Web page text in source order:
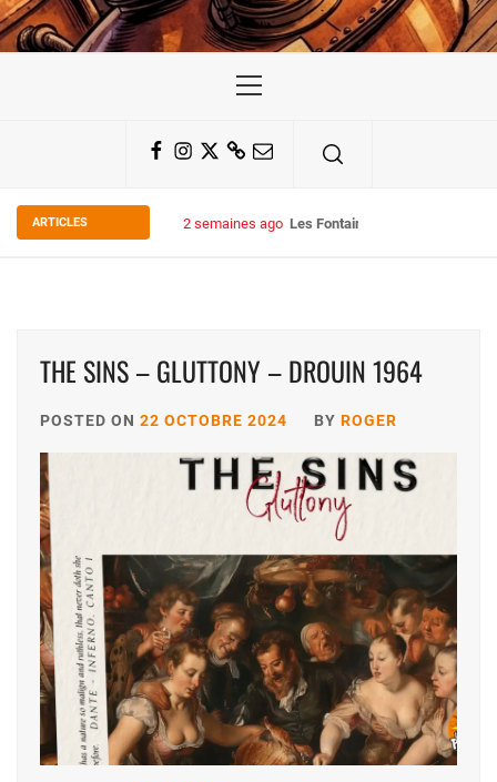
Menu
Facebook
Instagram
TwitterSubstack
Email
ARTICLES 2 semaines ago Les Fontaines du Chais 27
THE SINS – GLUTTONY – DROUIN 1964
POSTED ON 22 OCTOBRE 2024 BY ROGER